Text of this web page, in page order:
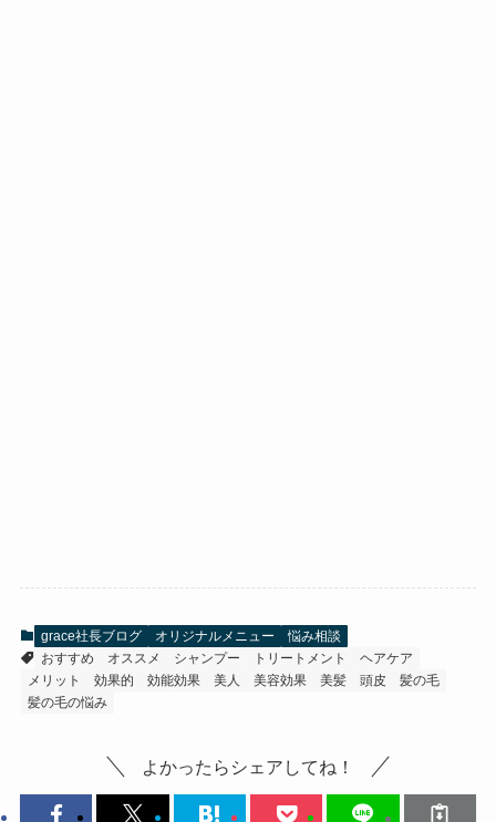
grace社長ブログ オリジナルメニュー
悩み相談
おすすめ
オススメ シャンプー トリートメント
ヘアケア
メリット
効果的 効能効果 美人 美容効果 美髪 頭皮
髪の毛
髪の毛の悩み
よかったらシェアしてね！